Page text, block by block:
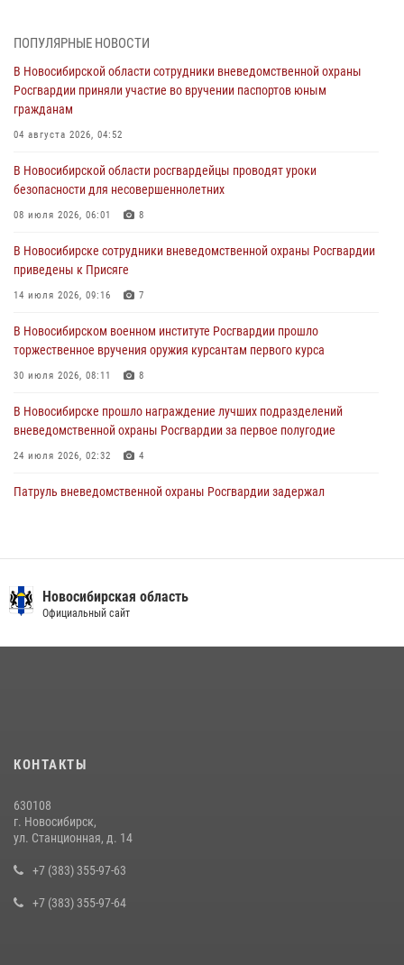
При силовой поддержке бойцов ОМОН и СОБР Росгвардии
пресечена деятельность группы лиц, причастных к мошенничеству
в сфере страхования
В Новосибирске сотрудниками вневедомственной охраны
Росгвардии задержан гражданин, находящийся в розыске
В Новосибирске военнослужащие отряда спецназа «Ермак»
Росгвардии провели занятия по беспарашютному десантированию
В Новосибирске военнослужащие Росгвардии почтили память детей
– жертв войны в Донбассе
ПОПУЛЯРНЫЕ НОВОСТИ
В Новосибирской области сотрудники вневедомственной охраны
Росгвардии приняли участие во вручении паспортов юным
гражданам
04 августа 2026, 04:52
В Новосибирской области росгвардейцы проводят уроки
безопасности для несовершеннолетних
08 июля 2026, 06:01 8
В Новосибирске сотрудники вневедомственной охраны Росгвардии
приведены к Присяге
14 июля 2026, 09:16 7
В Новосибирском военном институте Росгвардии прошло
торжественное вручения оружия курсантам первого курса
30 июля 2026, 08:11 8
В Новосибирске прошло награждение лучших подразделений
вневедомственной охраны Росгвардии за первое полугодие
24 июля 2026, 02:32 4
Патруль вневедомственной охраны Росгвардии задержал
Росгвардии задержаны лица, находящихся в розыске
13 июля 2026, 05:32
задержан житель Новосибирска
В Новосибирске сотрудниками вневедомственной охраны
13 июля 2026, 05:38
Новосибирская область
Официальный сайт
КОНТАКТЫ
630108
г. Новосибирск,
ул. Станционная, д. 14
+7 (383) 355-97-63
+7 (383) 355-97-64